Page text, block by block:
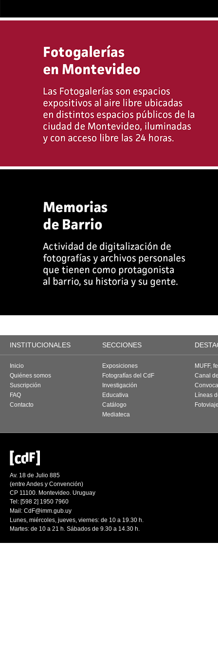
INSTITUCIONALES SECCIONES
Inicio
Quiénes somos
Suscripción
FAQ
Contacto
Exposiciones
Fotografías del CdF
Investigación
Educativa
Catálogo
Mediateca
MUFF,
Canal
Líneas
Av. 18 de Julio 885
(entre Andes y Convención)
CP 11100. Montevideo. Uruguay
Tel: [598 2] 1950 7960
Mail: CdF@imm.gub.uy
Lunes, miércoles, jueves, viernes: de 10 a 19.30 h.
Martes: de 10 a 21 h. Sábados de 9.30 a 14.30 h.